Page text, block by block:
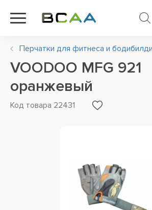
Перчатки для фитнеса и
VOODOO MFG 921
оранжевый
Код товара 22431